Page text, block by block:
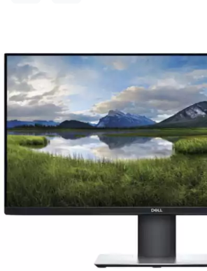
MONITORI
I
DODATNA
OPREMA
MOBILNI I
FIKSNI
TELEFONI
KUĆNI